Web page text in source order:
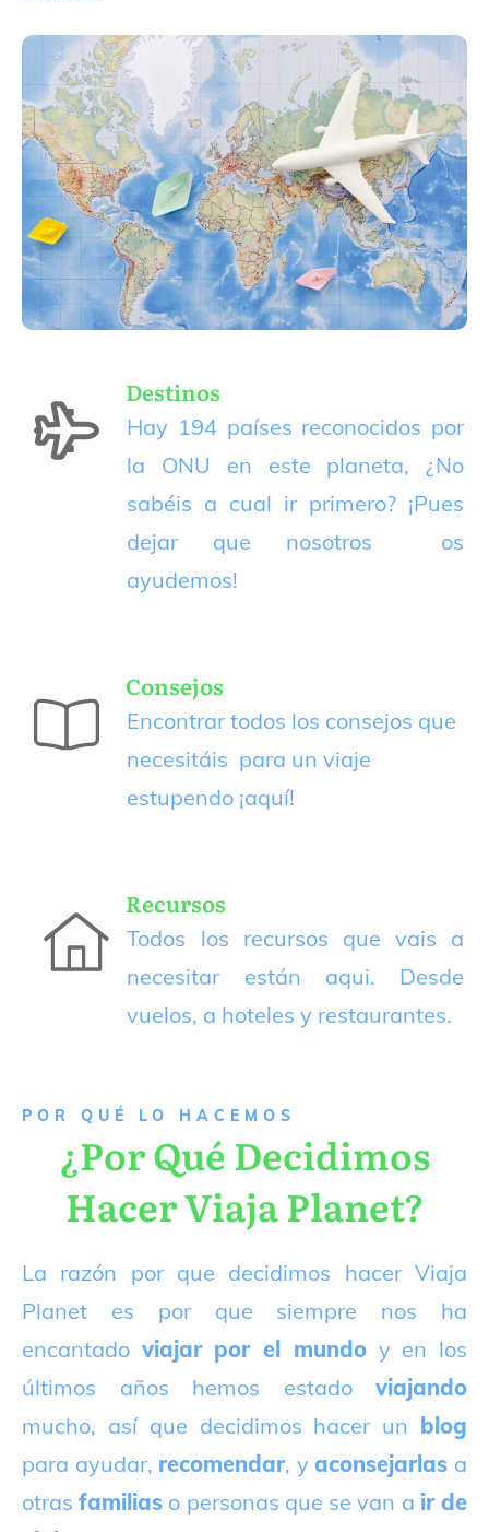
Destinos
Hay 194 países reconocidos por
la ONU en este planeta, ¿No
sabéis a cual ir primero? ¡Pues
dejar que nosotros os
ayudemos!
Consejos
Encontrar todos los consejos que
necesitáis para un viaje
estupendo ¡aquí!
Recursos
Todos los recursos que vais a
necesitar están aqui. Desde
vuelos, a hoteles y restaurantes.
P OR QUÉ LO HACEMOS
¿Por Qué Decidimos
Hacer Viaja Planet?
La razón por que decidimos hacer Viaja
Planet es por que siempre nos ha
encantado viajar por el mundoy en los
últimos años hemos estado viajando
mucho, así que decidimos hacer un blog
para ayudar, recomendar, yaconsejarlas a
otrasfamilias o personas que se van a ir de